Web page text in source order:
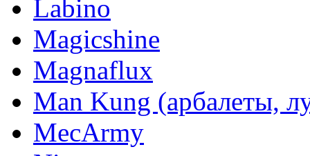
Labino
Magicshine
Magnaflux
Man Kung (арбалеты,
MecArmy